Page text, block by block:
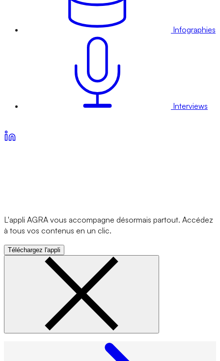
Infographies
Interviews
L'appli AGRA vous accompagne désormais partout. Accédez
à tous vos contenus en un clic.
Téléchargez l'appli